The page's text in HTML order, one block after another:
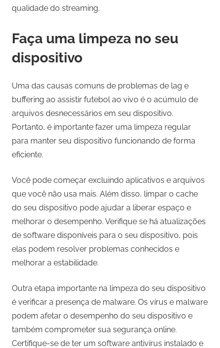
qualidade do streaming.
Faça uma limpeza no seu
dispositivo
Uma das causas comuns de problemas de lag e
buffering ao assistir futebol ao vivo é o acúmulo de
arquivos desnecessários em seu dispositivo.
Portanto, é importante fazer uma limpeza regular
para manter seu dispositivo funcionando de forma
eficiente.
Você pode começar excluindo aplicativos e arquivos
que você não usa mais. Além disso, limpar o cache
do seu dispositivo pode ajudar a liberar espaço e
melhorar o desempenho. Verifique se há atualizações
de software disponíveis para o seu dispositivo, pois
elas podem resolver problemas conhecidos e
melhorar a estabilidade.
Outra etapa importante na limpeza do seu dispositivo
é verificar a presença de malware. Os vírus e malware
podem afetar o desempenho do seu dispositivo e
também comprometer sua segurança online.
Certifique-se de ter um software antivírus instalado e